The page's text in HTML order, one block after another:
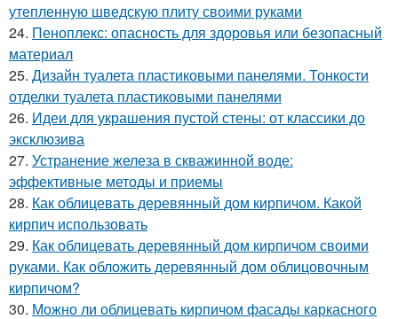
утепленную шведскую плиту своими руками
24. Пеноплекс: опасность для здоровья или безопасный
материал
25. Дизайн туалета пластиковыми панелями. Тонкости
отделки туалета пластиковыми панелями
26. Идеи для украшения пустой стены: от классики до
эксклюзива
27. Устранение железа в скважинной воде:
эффективные методы и приемы
28. Как облицевать деревянный дом кирпичом. Какой
кирпич использовать
29. Как облицевать деревянный дом кирпичом своими
руками. Как обложить деревянный дом облицовочным
кирпичом?
30. Можно ли облицевать кирпичом фасады каркасного